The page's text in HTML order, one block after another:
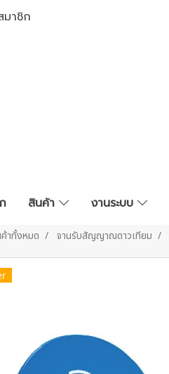
าชิก
สินค้า งานระบบ
าทั้งหมด จานรับสัญญาณดาวเทียม